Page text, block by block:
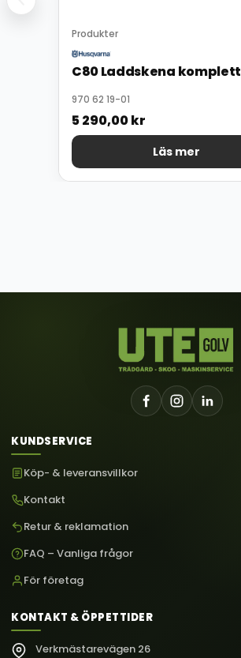
Produkter
C80 Laddskena komplett
970 62 19-01
5 290,00kr
Läs mer
KUNDSERVICE
Köp- & leveransvillkor
Kontakt
Retur & reklamation
FAQ – Vanliga frågor
För företag
KONTAKT & ÖPPETTIDER
Verkmästarevägen 26